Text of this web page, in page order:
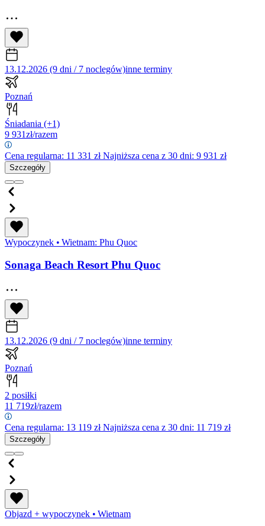
13.12.2026 (9 dni / 7 noclegów)inne terminy
Poznań
Śniadania (+1)
9 931zł/razem
Cena regularna: 11 331 złNajniższa cena z 30 dni: 9 931 zł
Szczegóły
Wypoczynek • Wietnam: Phu Quoc
Sonaga Beach Resort Phu Quoc
13.12.2026 (9 dni / 7 noclegów)inne terminy
Poznań
2 posiłki
11 719zł/razem
Cena regularna: 13 119 złNajniższa cena z 30 dni: 11 719 zł
Szczegóły
Objazd + wypoczynek • Wietnam